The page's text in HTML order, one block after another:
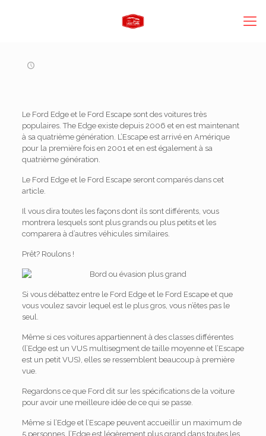
Le Ford Edge et le Ford Escape sont des voitures très
populaires. The Edge existe depuis 2006 et en est maintenant
à sa quatrième génération. L’Escape est arrivé en Amérique
pour la première fois en 2001 et en est également à sa
quatrième génération.
Le Ford Edge et le Ford Escape seront comparés dans cet
article.
Il vous dira toutes les façons dont ils sont différents, vous
montrera lesquels sont plus grands ou plus petits et les
comparera à d’autres véhicules similaires.
Prêt? Roulons !
Si vous débattez entre le Ford Edge et le Ford Escape et que
vous voulez savoir lequel est le plus gros, vous n’êtes pas le
seul.
Même si ces voitures appartiennent à des classes différentes
(l’Edge est un VUS multisegment de taille moyenne et l’Escape
est un petit VUS), elles se ressemblent beaucoup à première
vue.
Regardons ce que Ford dit sur les spécifications de la voiture
pour avoir une meilleure idée de ce qui se passe.
Même si l’Edge et l’Escape peuvent accueillir un maximum de
5 personnes, l’Edge est légèrement plus grand dans toutes les